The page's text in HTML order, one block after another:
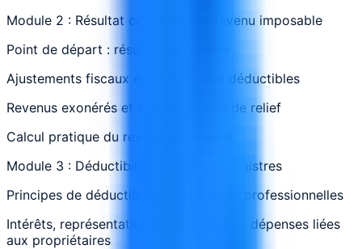
Module 2 : Résultat comptable et revenu imposable
Point de départ : résultat comptable
Ajustements fiscaux et charges non déductibles
Revenus exonérés et considérations de relief
Calcul pratique du revenu imposable
Module 3 : Déductibilité, charges et registres
Principes de déductibilité des charges professionnelles
Intérêts, représentation, parties liées et dépenses liées
aux propriétaires